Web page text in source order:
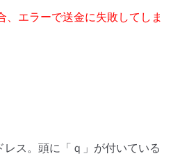
、エラーで送金に失敗してしま
レス。頭に「ｑ」が付いている